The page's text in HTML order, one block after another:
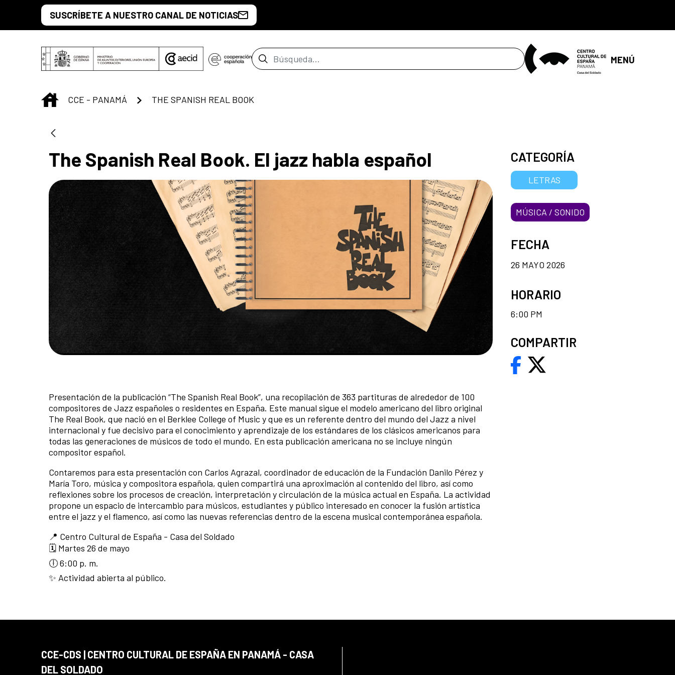
Saltar al contenido principal
SUSCRÍBETE A NUESTRO CANAL DE NOTICIAS
Barra de búsqueda MENÚ
INICIO
CCE - PANAMÁ THE SPANISH REAL BOOK
The Spanish Real Book. El jazz habla español
Presentación de la publicación “The Spanish Real Book”, una recopilación de 363 partituras de alrededor de 100
compositores de Jazz españoles o residentes en España. Este manual sigue el modelo americano del libro original
The Real Book, que nació en el Berklee College of Music y que es un referente dentro del mundo del Jazz a nivel
internacional y fue decisivo para el conocimiento y aprendizaje de los estándares de los clásicos americanos para
todas las generaciones de músicos de todo el mundo. En esta publicación americana no se incluye ningún
compositor español.
Contaremos para esta presentación con Carlos Agrazal, coordinador de educación de la Fundación Danilo Pérez y
María Toro, música y compositora española, quien compartirá una aproximación al contenido del libro, así como
reflexiones sobre los procesos de creación, interpretación y circulación de la música actual en España. La actividad
propone un espacio de intercambio para músicos, estudiantes y público interesado en conocer la fusión artística
entre el jazz y el flamenco, así como las nuevas referencias dentro de la escena musical contemporánea española.
📍 Centro Cultural de España - Casa del Soldado
🗓 Martes 26 de mayo
🕕 6:00 p. m.
✨ Actividad abierta al público.
CATEGORÍA
LETRAS
MÚSICA / SONIDO
FECHA
26 MAYO 2026
HORARIO
6:00 PM
COMPARTIR
CCE-CDS | CENTRO CULTURAL DE ESPAÑA EN PANAMÁ - CASA
DEL SOLDADO